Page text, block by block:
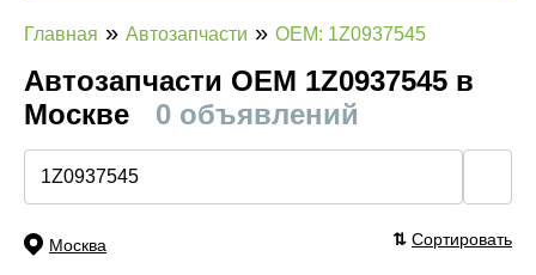
Главная » Автозапчасти » OEM: 1Z0937545
Автозапчасти ОЕМ 1Z0937545 в
Москве
0 объявлений
Москва ⇅ Сортировать